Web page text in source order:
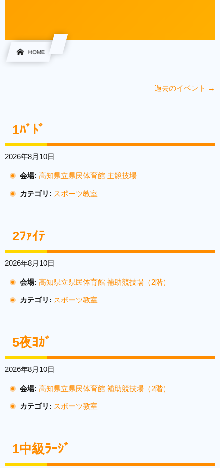
HOME
過去のイベント →
1ﾊﾞﾄﾞ
2026年8月10日
会場: 高知県立県民体育館 主競技場
カテゴリ: スポーツ教室
2ﾌｧｲﾃ
2026年8月10日
会場: 高知県立県民体育館 補助競技場（2階）
カテゴリ: スポーツ教室
5夜ﾖｶﾞ
2026年8月10日
会場: 高知県立県民体育館 補助競技場（2階）
カテゴリ: スポーツ教室
1中級ﾗｰｼﾞ